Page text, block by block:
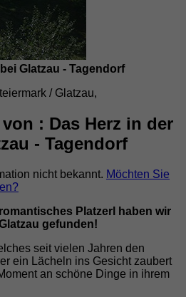
Glatzau - Tagendorf
/ Glatzau,
: Das Herz in der
- Tagendorf
nicht bekannt. Möchten Sie
Platzerl haben wir
gefunden!
seit vielen Jahren den
ein Lächeln ins Gesicht zaubert
an schöne Dinge in ihrem